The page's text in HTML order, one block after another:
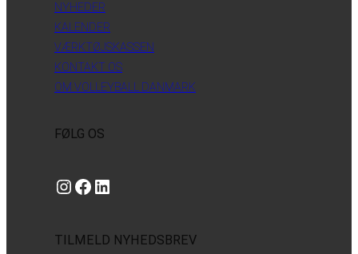
NYHEDER
KALENDER
VÆRKTØJSKASSEN
KONTAKT OS
OM VOLLEYBALL DANMARK
FØLG OS
Instagram https://www.facebook.com/danishbeachvolleytour LinkedIn
TILMELD NYHEDSBREV